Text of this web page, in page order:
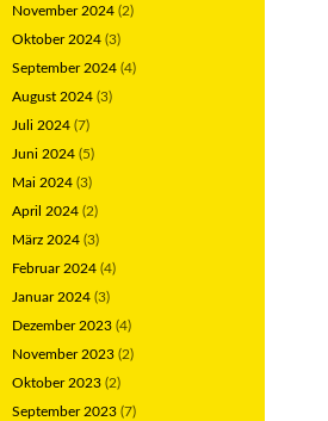
November 2024 (2)
Oktober 2024 (3)
September 2024 (4)
August 2024 (3)
Juli 2024 (7)
Juni 2024 (5)
Mai 2024 (3)
April 2024 (2)
März 2024 (3)
Februar 2024 (4)
Januar 2024 (3)
Dezember 2023 (4)
November 2023 (2)
Oktober 2023 (2)
September 2023 (7)